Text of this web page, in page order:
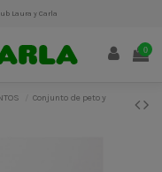
Laura y Carla
0
Conjunto de peto y